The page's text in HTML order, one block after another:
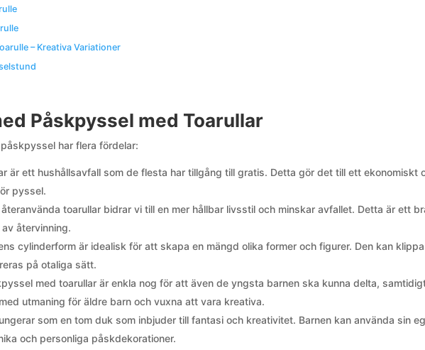
– Kreativa Variationer
Påskpyssel med Toarullar
har flera fördelar:
är ett hushållsavfall som de flesta har tillgång till gratis. Detta gör det till ett ekonomiskt
pyssel.
toarullar bidrar vi till en mer hållbar livsstil och minskar avfallet. Detta är ett
återvinning.
cylinderform är idealisk för att skapa en mängd olika former och figurer. Den kan
på otaliga sätt.
med toarullar är enkla nog för att även de yngsta barnen ska kunna delta,
utmaning för äldre barn och vuxna att vara kreativa.
som en tom duk som inbjuder till fantasi och kreativitet. Barnen kan använda sin
och personliga påskdekorationer.